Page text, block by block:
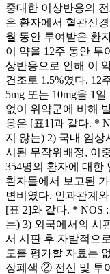
중대한 이상반응의
은 환자에서 혈관신
월 동안 투여받은 환
이 약을 12주 동안 투
상반응으로 인해 이
건조로 1.5%였다. 12
5mg 또는 10mg을 1
없이 위약군에 비해
응은 [표1]과 같다. *
지 않는) 2) 국내 임
시된 무작위배정, 이
354명의 환자에 대한
환자들에서 보고된
변비였다. 인과관계
[표 2]와 같다. * NOS :
는) 3) 외국에서의 시
서 시판 후 자발적으
도를 평가할 자료는
장폐색 ② 전신 및 투